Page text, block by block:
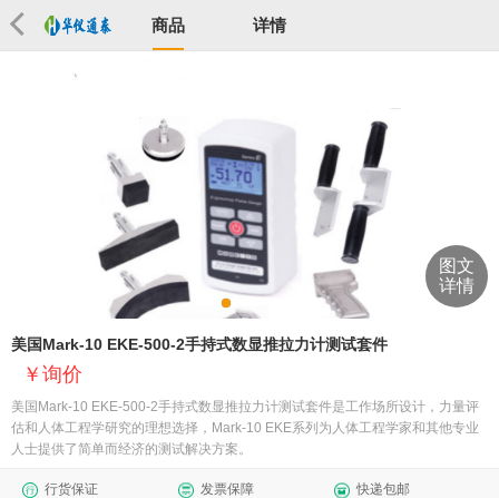
商品 详情
图文
详情
美国Mark-10 EKE-500-2手持式数显推拉力计测试套件
询价
美国Mark-10 EKE-500-2手持式数显推拉力计测试套件是工作场所设计，力量评
估和人体工程学研究的理想选择，Mark-10 EKE系列为人体工程学家和其他专业
人士提供了简单而经济的测试解决方案。
行货保证 发票保障 快递包邮